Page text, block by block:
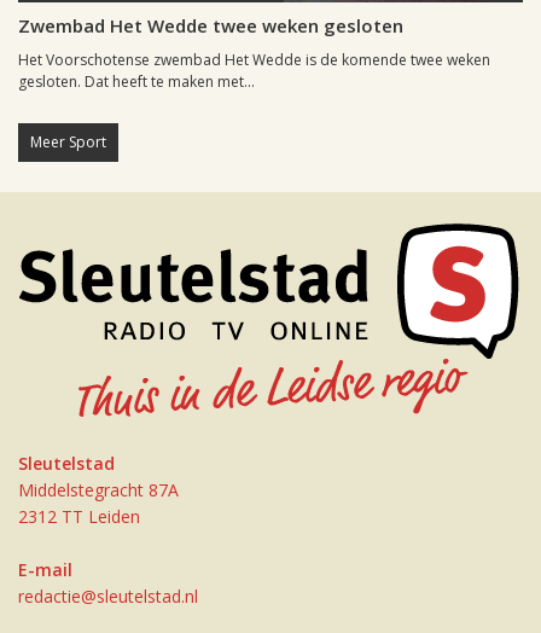
Zwembad Het Wedde twee weken gesloten
Het Voorschotense zwembad Het Wedde is de komende twee weken
gesloten. Dat heeft te maken met...
Meer Sport
Sleutelstad
Middelstegracht 87A
2312 TT Leiden
E-mail
redactie@sleutelstad.nl